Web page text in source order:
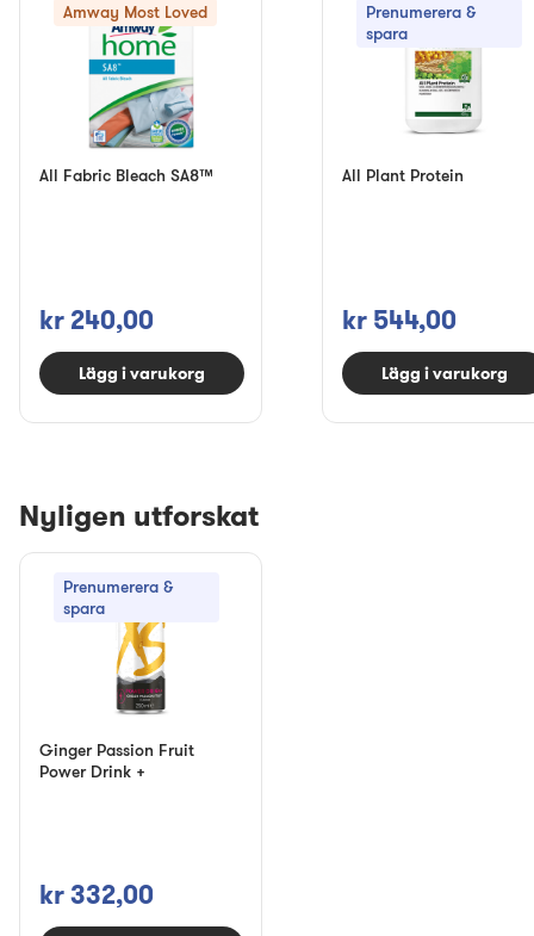
Amway Most Loved
All Fabric Bleach SA8™
kr 240,00
Lägg i varukorg
Prenumerera &
spara
All Plant Protein
kr 544,00
Lägg i varukorg
Nyligen utforskat
Prenumerera &
spara
Ginger Passion Fruit
Power Drink +
kr 332,00